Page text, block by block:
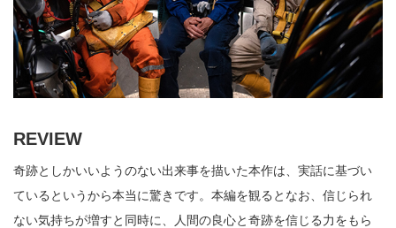
REVIEW
奇跡としかいいようのない出来事を描いた本作は、実話に基づい
ているというから本当に驚きです。本編を観るとなお、信じられ
ない気持ちが増すと同時に、人間の良心と奇跡を信じる力をもら